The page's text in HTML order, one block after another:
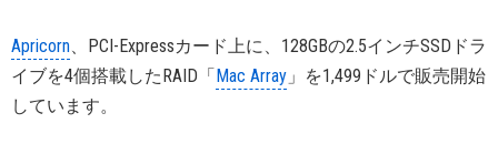
Apricorn、PCI-Expressカード上に、128GBの2.5インチSSDドラ
イブを4個搭載したRAID「Mac Array 」を1,499ドルで販売開始
しています。